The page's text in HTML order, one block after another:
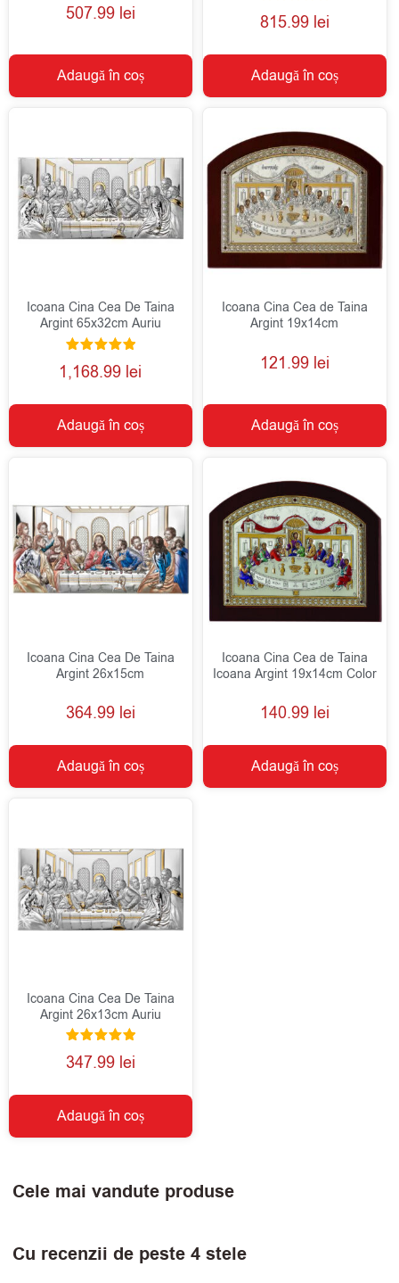
507.99 lei
Adaugă în coș
Evaluat la
5.00
815.99 lei
Adaugă în coș
Icoana Cina Cea De Taina
Argint 65x32cm Auriu
Evaluat la
5.00
1,168.99 lei
Adaugă în coș
Icoana Cina Cea de Taina
Argint 19x14cm
121.99 lei
Adaugă în coș
Icoana Cina Cea De Taina
Argint 26x15cm
364.99 lei
Adaugă în coș
Icoana Cina Cea de Taina
Icoana Argint 19x14cm Color
140.99 lei
Adaugă în coș
Icoana Cina Cea De Taina
Argint 26x13cm Auriu
Evaluat la
5.00
347.99 lei
Adaugă în coș
Cele mai vandute produse
Cu recenzii de peste 4 stele